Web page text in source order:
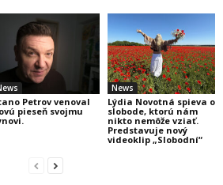
Petrov venoval
pieseň svojmu
News
Lýdia Novotná spieva o
slobode, ktorú nám
nikto nemôže vziať.
Predstavuje nový
videoklip „Slobodní“